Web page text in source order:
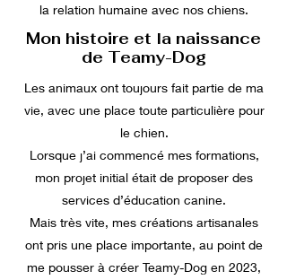
la relation humaine avec nos chiens.
Mon histoire et la naissance
de Teamy-Dog
Les animaux ont toujours fait partie de ma
vie, avec une place toute particulière pour
le chien.
Lorsque j’ai commencé mes formations,
mon projet initial était de proposer des
services d’éducation canine.
Mais très vite, mes créations artisanales
ont pris une place importante, au point de
me pousser à créer Teamy-Dog en 2023,